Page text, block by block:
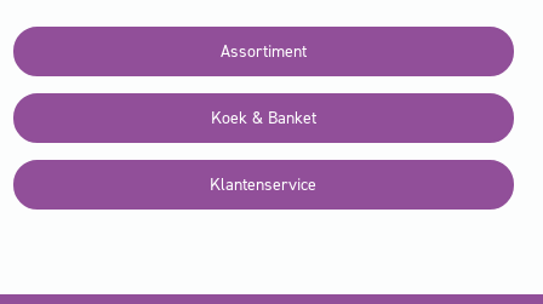
Assortiment
Koek & Banket
Klantenservice